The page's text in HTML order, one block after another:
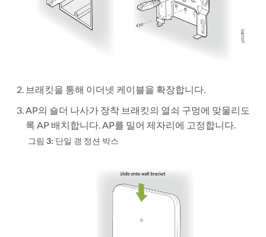
브래킷을 통해 이더넷 케이블을 확장합니다.
AP의 숄더 나사가 장착 브래킷의 열쇠 구멍에 맞물리도
록 AP 배치합니다. AP를 밀어 제자리에 고정합니다.
그림 3: 단일 갱 정션 박스